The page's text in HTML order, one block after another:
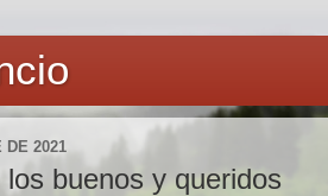
DE 2021
buenos y queridos